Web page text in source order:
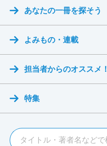
あなたの一冊を探そう
よみもの・連載
担当者からのオススメ！
特集